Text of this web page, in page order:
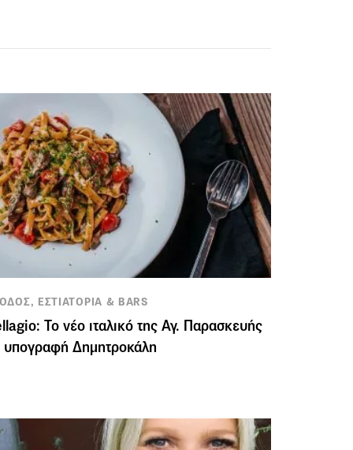
ΕΣΤΙΑΤΟΡΙΑ & BARS
Το νέο ιταλικό της Αγ. Παρασκευής
υπογραφή Δημητροκάλη